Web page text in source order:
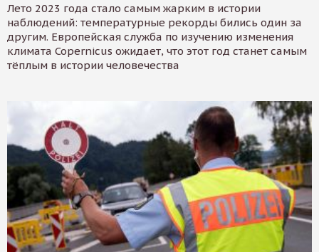
Лето 2023 года стало самым жарким в истории
наблюдений: температурные рекорды бились один за
другим. Европейская служба по изучению изменения
климата Copernicus ожидает, что этот год станет самым
тёплым в истории человечества